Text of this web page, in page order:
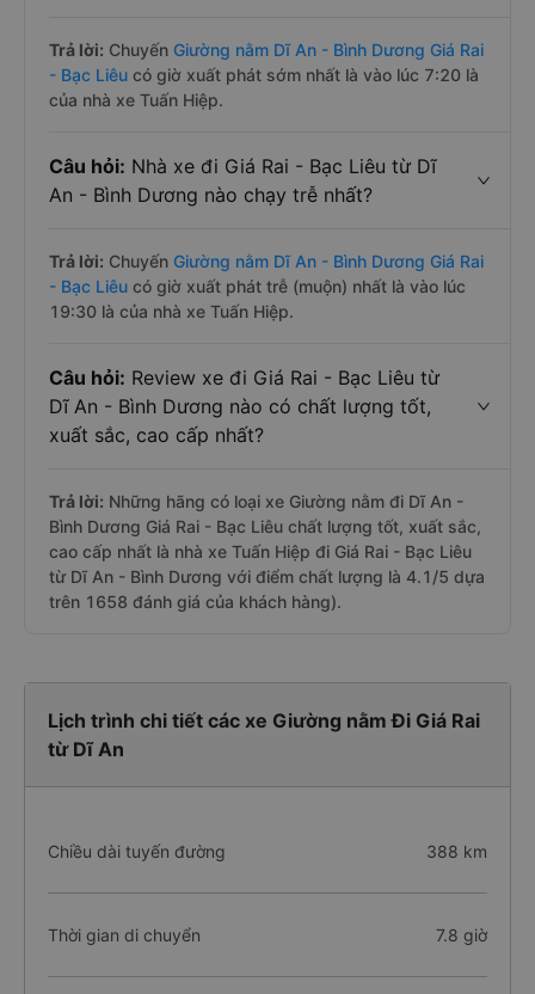
Trả lời: Chuyến Giường nằm Dĩ An - Bình Dương Giá Rai
- Bạc Liêu có giờ xuất phát sớm nhất là vào lúc 7:20 là
của nhà xe Tuấn Hiệp.
Câu hỏi: Nhà xe đi Giá Rai - Bạc Liêu từ Dĩ
An - Bình Dương nào chạy trễ nhất?
Trả lời: Chuyến Giường nằm Dĩ An - Bình Dương Giá Rai
- Bạc Liêu có giờ xuất phát trễ (muộn) nhất là vào lúc
19:30 là của nhà xe Tuấn Hiệp.
Câu hỏi: Review xe đi Giá Rai - Bạc Liêu từ
Dĩ An - Bình Dương nào có chất lượng tốt,
xuất sắc, cao cấp nhất?
Trả lời: Những hãng có loại xe Giường nằm đi Dĩ An -
Bình Dương Giá Rai - Bạc Liêu chất lượng tốt, xuất sắc,
cao cấp nhất là nhà xe Tuấn Hiệp đi Giá Rai - Bạc Liêu
từ Dĩ An - Bình Dương với điểm chất lượng là 4.1/5 dựa
trên 1658 đánh giá của khách hàng).
Lịch trình chi tiết các xe Giường nằm Đi Giá Rai
từ Dĩ An
Chiều dài tuyến đường 388 km
Thời gian di chuyển 7.8 giờ